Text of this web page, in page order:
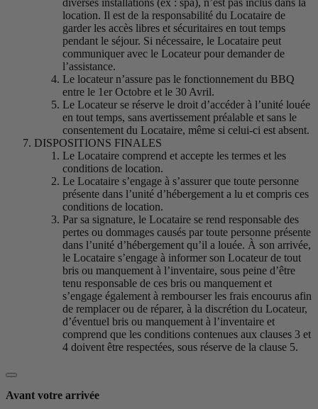
diverses installations (ex : spa), n’est pas inclus dans la
location. Il est de la responsabilité du Locataire de
garder les accès libres et sécuritaires en tout temps
pendant le séjour. Si nécessaire, le Locataire peut
communiquer avec le Locateur pour demander de
l’assistance.
Le locateur n’assure pas le fonctionnement du BBQ
entre le 1er Octobre et le 30 Avril.
Le Locateur se réserve le droit d’accéder à l’unité louée
en tout temps, sans avertissement préalable et sans le
consentement du Locataire, même si celui-ci est absent.
DISPOSITIONS FINALES
Le Locataire comprend et accepte les termes et les
conditions de location.
Le Locataire s’engage à s’assurer que toute personne
présente dans l’unité d’hébergement a lu et compris ces
conditions de location.
Par sa signature, le Locataire se rend responsable des
pertes ou dommages causés par toute personne présente
dans l’unité d’hébergement qu’il a louée. À son arrivée,
le Locataire s’engage à informer son Locateur de tout
bris ou manquement à l’inventaire, sous peine d’être
tenu responsable de ces bris ou manquement et
s’engage également à rembourser les frais encourus afin
de remplacer ou de réparer, à la discrétion du Locateur,
d’éventuel bris ou manquement à l’inventaire et
comprend que les conditions contenues aux clauses 3 et
4 doivent être respectées, sous réserve de la clause 5.
Avant votre arrivée